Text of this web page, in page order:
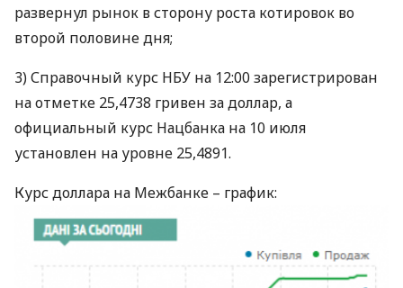
развернул рынок в сторону роста котировок во
второй половине дня;
3) Справочный курс НБУ на 12:00 зарегистрирован
на отметке 25,4738 гривен за доллар, а
официальный курс Нацбанка на 10 июля
установлен на уровне 25,4891.
Курс доллара на Межбанке – график: